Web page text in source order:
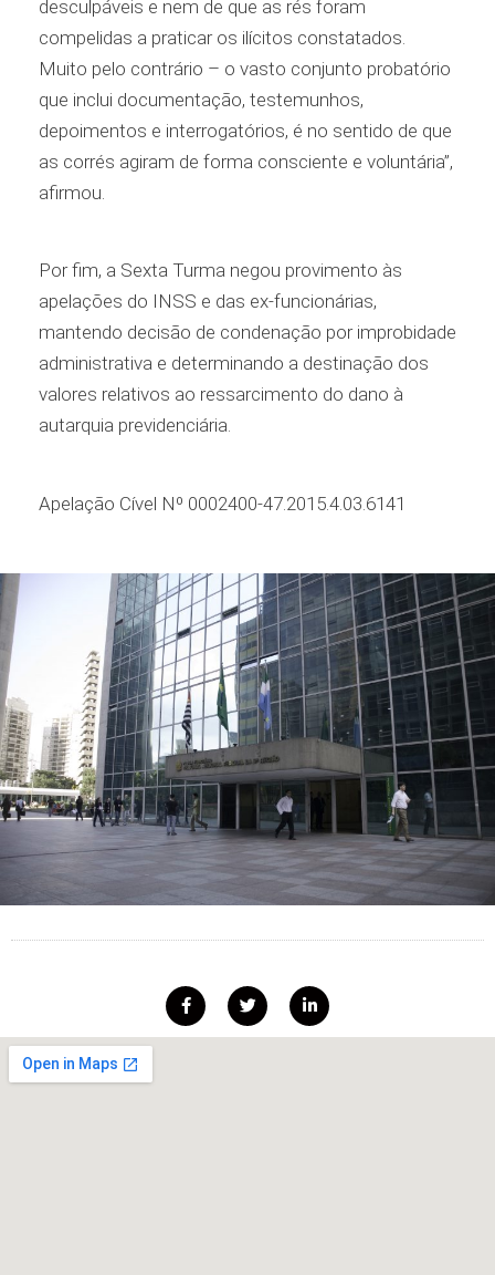
desculpáveis e nem de que as rés foram
compelidas a praticar os ilícitos constatados.
Muito pelo contrário – o vasto conjunto probatório
que inclui documentação, testemunhos,
depoimentos e interrogatórios, é no sentido de que
as corrés agiram de forma consciente e voluntária”,
afirmou.
Por fim, a Sexta Turma negou provimento às
apelações do INSS e das ex-funcionárias,
mantendo decisão de condenação por improbidade
administrativa e determinando a destinação dos
valores relativos ao ressarcimento do dano à
autarquia previdenciária.
Apelação Cível Nº 0002400-47.2015.4.03.6141